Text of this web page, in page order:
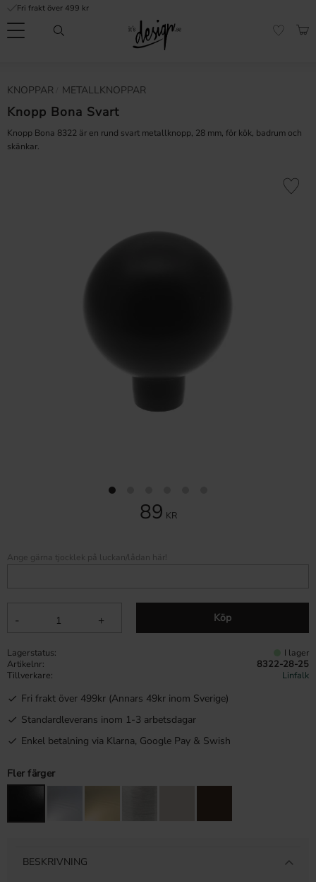
Meny
Fri frakt över 499 kr
KNOPPAR METALLKNOPPAR
Knopp Bona Svart
Knopp Bona 8322 är en rund svart metallknopp, 28 mm, för kök, badrum och
skänkar.
89 KR
+
- Köp
Lägg till
Ange gärna tjocklek på luckan/lådan här!
Lagerstatus I lager
Artikelnr
8322-28-25
Tillverkare
Linfalk
Fri frakt över 499kr (Annars 49kr inom Sverige)
Standardleverans inom 1-3 arbetsdagar
Enkel betalning via Klarna, Google Pay & Swish
Fler färger
BESKRIVNING
Vanliga frågor